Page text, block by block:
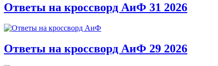
Ответы на кроссворд АиФ 31 2026
Ответы на кроссворд АиФ 29 2026